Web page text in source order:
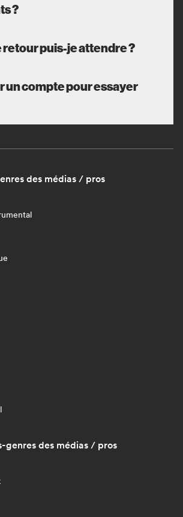
?
retour puis-je attendre ?
un compte pour essayer
des médias / pros
genres des médias / pros